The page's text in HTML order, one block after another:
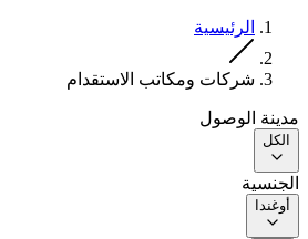
الرئيسية
شركات ومكاتب الاستقدام
مدينة الوصول
الكل
الجنسية
أوغندا